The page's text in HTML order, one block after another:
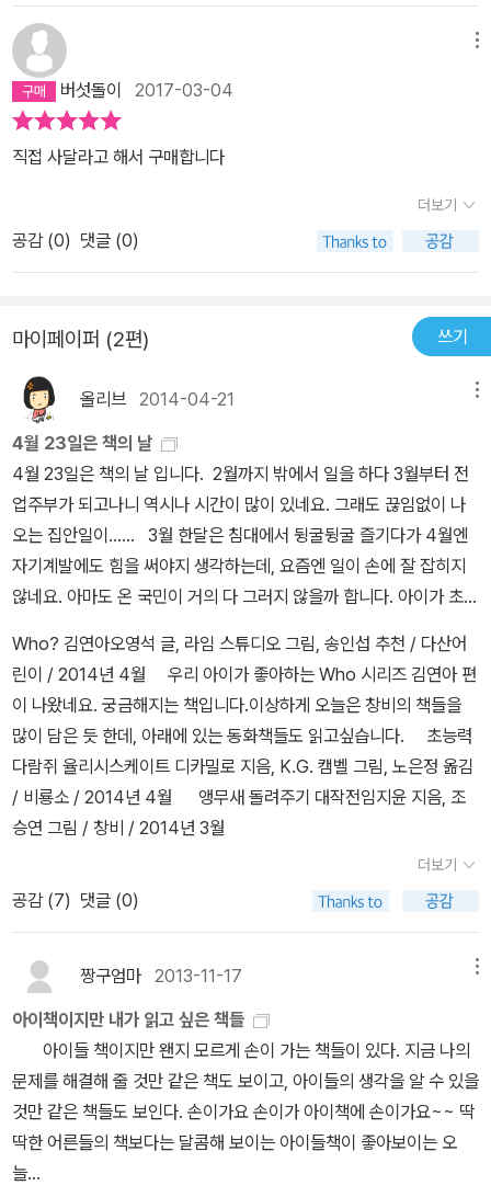
르바이트를 하고 있었다. 하지만 이전 학교 친구에게 여행에 같이 갈
수 없다는 이야기를 듣고 화를 내며 전화를 끊어 버렸다. 다음 날, 학
교에서도 다리아의 생각은 온통 친구들에게 가 있었다. 아르바이트를
하는 중에도 휴대폰을 절대 놓지 않고 확인하며 친구들의 연락을 기
다. 그러는 동안, 돌보는 아이가 침대에서 떨어져 머리가 찢어지는 사
고를 당한다. 아이는 머리에서 피를 철철 흘리며 응급실로 실려 간다.
엄마와 아빠는 다리아의 휴대폰 의존도가 심각해졌다는 걸 깨닫고 휴
신경을 못 쓰셨다는 건데요? 지금 무슨 말씀을 하시는 거예요?” “네
가 휴대폰에 지나치게 빠져 있는 거 말이다. 중독 증세를 보이고 있는
거. 네가 우리와 얼굴을 보면서 대화를 나누는 시간이 얼마나 짧은지
알고 있니? 하루 종일 친구한테 문자 메시지를 보내거나 그 망할 놈
의 유튜브를 들여다보고 있잖아.” 중독이라고? 최근에 어디선가 들은
적이 있는데. “그게 무슨 말도 안 되는 소리예요?” 아빠가 얼굴을 찡
그렸다. 그래서 나는 다시 한 번 더 큰 소리로 말했다. “말도 안 된다
고요. 전 날마다 아빠 엄마랑 대화를 나눠요. 텔레비전도 보고요.” “아
니, 그렇지 않아, 다리아. 넌 꼭 휴대폰 세상에서 혼자 사는 것 같아.
그놈의 휴대폰 없이는 아무것도 못 하잖니?” “아빠가 사 주셨잖아
요!” “중요한 건 그게 아니잖아.” 아빠 목소리가 한층 높아졌다. 아빠
는 머리카락을 신경질적으로 흩뜨렸다. “그럼 뭐가 중요한데요?” “네
가 늘 다른 곳에 가 있는 것 같아, 여기가 아니라.” 아빠가 손바닥으로
식탁을 탁 쳤다. “네 주위에 있는 사람들이나 주변에서 일어나는 일에
는 관심도 없잖아. 네가 지금 여기서 일어나는 일보다 문자 메시지나
페이스북에 올라온 내용을 더 중요하게 여기는 것 같단 말이야.” - 8
7~88쪽에서 단절 프로젝트 휴대폰을 빼앗긴 다리아는 불안해하고
을 찾는 등 중독 증세를 보인다. 클리오는 사회 수업의 발표 주제를 휴
대폰 중독으로 하자고 제안한다. 다리아는 사회 숙제를 준비하면서
자신의 증세를 스스로 체크하고, 자신의 문제를 객관적인 시각으로
관찰하게 된다. 그리고 몇 주가 지났을 때, 다리아는 휴대폰을 내려놓
고 세상을 마주할 수 있게 된다. 나는 발표 자료를 책상에 내려놓았다.
“저희는 휴대폰 중독의 영향에 대해서 발표했습니다. 아마도 대부분
은 여러분이 이미 알고 있는 내용이었을 겁니다. 수업이 끝나자마자
여러분은 오늘도 문자 메시지를 습관처럼 확인하겠지요? 우리가 휴
대폰에 얼마나 얽매여 있었는지 굳이 말하지 않아도 알 것입니다.” 그
러자 반 아이들이 갑자기 웅성거렸다. 핑계를 대는 아이도 있었고 신
경질적으로 웃는 아이도 있었다. “미국의 어느 학교에서 단절 프로젝
버섯돌이 2017-03-04
직접 사달라고 해서 구매합니다
더보기
공감 (0) 댓글 (0)
마이페이퍼 (2편) 쓰기
올리브 2014-04-21
4월 23일은 책의 날
4월 23일은 책의 날 입니다. 2월까지 밖에서 일을 하다 3월부터 전
업주부가 되고나니 역시나 시간이 많이 있네요. 그래도 끊임없이 나
오는 집안일이...... 3월 한달은 침대에서 뒹굴뒹굴 즐기다가 4월엔
자기계발에도 힘을 써야지 생각하는데, 요즘엔 일이 손에 잘 잡히지
않네요. 아마도 온 국민이 거의 다 그러지 않을까 합니다. 아이가 초등
이 되고나니 책의 날은 그냥 조촐히 넘어가는 것 같아요. 과학의 날도
마찬가지지만, 그래도 과학은 과목의 중요성 때문인지 5-7교시 내내
운동장에서 다양한 행사를 치루는 것 같은데, 국어 과목을 생각하면
책의 중요성은 더할 것 같은데 아쉽네요. 중간고사 기간이 가까워서
다양한 행사를 하지 못해서인지. 아무래도 초등학교보단 시험 비중이
높아서인지... 우리나라 학생들은 공부 때문에 다양한 경험을 할 수
있는 폭이 줄어드는 것 같네요. 읽고 싶은 책들. 아이에게 주고 싶은
책들을 골라봅니다.제일 먼저 읽고 싶은 책들은 바로 아래에 있는 악
동 뮤지션의 에세이 입니다. 목소리를 높여 high!악동뮤지션 지음 /
마리북스 / 2014년 4월 [세트] 악동뮤지션 에세이 <목소리를
높여 high!> + 앨범악동뮤지션 지음 / 마리북스 / 2014년 4월 이
렇게 앨범이랑 세트로 된 책도 탐이 나네요. 사실 앨범을 그리 구입하
는 편은 아닌데, 악동뮤지션의 앨범은 탐이 나네요. 당신의 그림자
는 월요일김중혁 지음 / 문학과지성사 / 2014년 3월 잠수네 프리
스쿨 영어공부법이신애 지음 / 알에이치코리아(RHK) / 2014년 4
월 영어교육은 대한민국 엄마들의 숙제가 된 듯 한 요즘 분위기.
과연 집에서 가장 많은 시간을 보내는 아이들에게 엄마와 함께 하는
영어공부법은 무엇인지 궁금하네요. 미친듯이 심플켄 시걸 지음, 김
Who? 김연아오영석 글, 라임 스튜디오 그림, 송인섭 추천 / 다산어
린이 / 2014년 4월 우리 아이가 좋아하는 Who 시리즈 김연아 편
이 나왔네요. 궁금해지는 책입니다.이상하게 오늘은 창비의 책들을
많이 담은 듯 한데, 아래에 있는 동화책들도 읽고싶습니다. 초능력
다람쥐 율리시스케이트 디카밀로 지음, K.G. 캠벨 그림, 노은정 옮김
/ 비룡소 / 2014년 4월 앵무새 돌려주기 대작전임지윤 지음, 조
승연 그림 / 창비 / 2014년 3월
더보기
공감 (7) 댓글 (0)
짱구엄마 2013-11-17
아이책이지만 내가 읽고 싶은 책들
아이들 책이지만 왠지 모르게 손이 가는 책들이 있다. 지금 나의
문제를 해결해 줄 것만 같은 책도 보이고, 아이들의 생각을 알 수 있을
것만 같은 책들도 보인다. 손이가요 손이가 아이책에 손이가요~~ 딱
딱한 어른들의 책보다는 달콤해 보이는 아이들책이 좋아보이는 오
늘...